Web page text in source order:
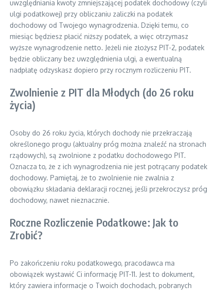
uwzględniania kwoty zmniejszającej podatek dochodowy (czyli
ulgi podatkowej) przy obliczaniu zaliczki na podatek
dochodowy od Twojego wynagrodzenia. Dzięki temu, co
miesiąc będziesz płacić niższy podatek, a więc otrzymasz
wyższe wynagrodzenie netto. Jeżeli nie złożysz PIT-2, podatek
będzie obliczany bez uwzględnienia ulgi, a ewentualną
nadpłatę odzyskasz dopiero przy rocznym rozliczeniu PIT.
Zwolnienie z PIT dla Młodych (do 26 roku
życia)
Osoby do 26 roku życia, których dochody nie przekraczają
określonego progu (aktualny próg można znaleźć na stronach
rządowych), są zwolnione z podatku dochodowego PIT.
Oznacza to, że z ich wynagrodzenia nie jest potrącany podatek
dochodowy. Pamiętaj, że to zwolnienie nie zwalnia z
obowiązku składania deklaracji rocznej, jeśli przekroczysz próg
dochodowy, nawet nieznacznie.
Roczne Rozliczenie Podatkowe: Jak to
Zrobić?
Po zakończeniu roku podatkowego, pracodawca ma
obowiązek wystawić Ci informację PIT-11. Jest to dokument,
który zawiera informacje o Twoich dochodach, pobranych